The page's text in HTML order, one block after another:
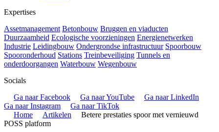
Expertises
Assetmanagement Betonbouw Bruggen en viaducten
Duurzaamheid Ecologische voorzieningen Energienetwerken
Industrie Leidingbouw Ondergrondse infrastructuur Spoorbouw
Spooronderhoud Stations Treinbeveiliging Tunnels en
onderdoorgangen Waterbouw Wegenbouw
Socials
Ga naar Facebook
Ga naar YouTube
Ga naar LinkedIn
Ga naar Instagram
Ga naar TikTok
Home
Artikelen
Betere prestaties spoor met vernieuwd
POSS platform